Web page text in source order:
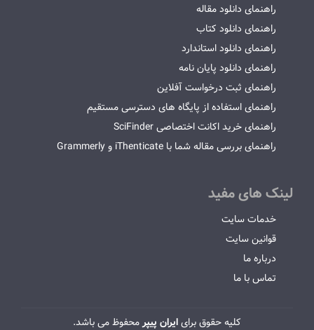
راهنمای دانلود مقاله
راهنمای دانلود کتاب
راهنمای دانلود استاندارد
راهنمای دانلود پایان نامه
راهنمای ثبت درخواست آفلاین
راهنمای استفاده از پایگاه های دسترسی مستقیم
راهنمای خرید اکانت اختصاصی SciFinder
راهنمای بررسی مقاله شما با iThenticate و Grammerly
لینک های مفید
خدمات سایت
قوانین سایت
درباره ما
تماس با ما
کلیه حقوق برایایران پیپرمحفوظ می باشد.